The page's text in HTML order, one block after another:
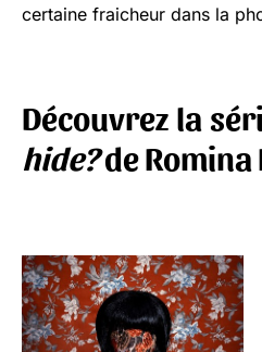
certaine fraicheur dans la
Découvrez la
hide?de Romina